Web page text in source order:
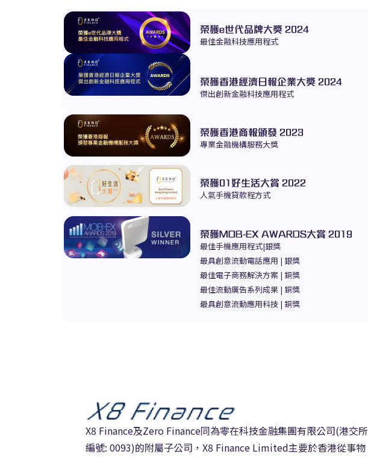
榮獲e世代品牌大獎 2024
最佳金融科技應用程式
榮獲香港經濟日報企業大獎 2024
傑出創新金融科技應用程式
榮獲香港商報頒發 2023
專業金融機構服務大獎
榮獲01好生活大賞 2022
人氣手機貸款程方式
榮獲MOB-EX AWARDS大賞 2019
最佳手機應用程式|銀獎
最具創意流動電話應用 | 銀獎
最佳電子商務解決方案 | 銅獎
最佳流動廣告系列成果 | 銅獎
最具創意流動應用科技 | 銅獎
X8 Finance及Zero Finance同為零在科技金融集團有限公司(港交所
編號: 0093)的附屬子公司，X8 Finance Limited主要於香港從事物